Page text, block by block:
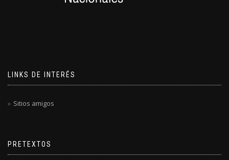
LINKS DE INTERÉS
Sitios amigos
PRETEXTOS